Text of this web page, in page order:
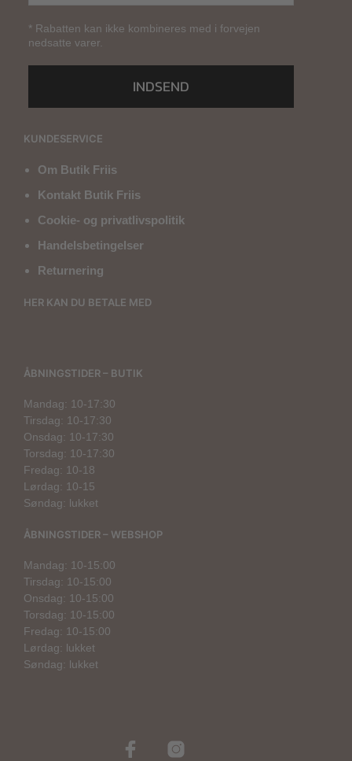
* Rabatten kan ikke kombineres med i forvejen
nedsatte varer.
INDSEND
KUNDESERVICE
Om Butik Friis
Kontakt Butik Friis
Cookie- og privatlivspolitik
Handelsbetingelser
Returnering
HER KAN DU BETALE MED
ÅBNINGSTIDER – BUTIK
Mandag: 10-17:30
Tirsdag: 10-17:30
Onsdag: 10-17:30
Torsdag: 10-17:30
Fredag: 10-18
Lørdag: 10-15
Søndag: lukket
ÅBNINGSTIDER – WEBSHOP
Mandag: 10-15:00
Tirsdag: 10-15:00
Onsdag: 10-15:00
Torsdag: 10-15:00
Fredag: 10-15:00
Lørdag: lukket
Søndag: lukket